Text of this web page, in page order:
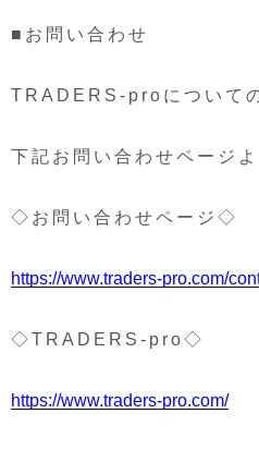
■お問い合わせ
TRADERS-proについて
下記お問い合わせページ
◇お問い合わせページ◇
https://www.traders-pro.com/
◇TRADERS-pro◇
https://www.traders-pro.com/